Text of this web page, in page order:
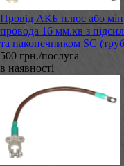
Провід АКБ плюс або
провода 16 мм.кв з
та наконечником SC
500 грн./послуга
в наявності